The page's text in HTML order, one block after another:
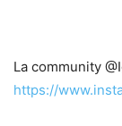
La community
https://